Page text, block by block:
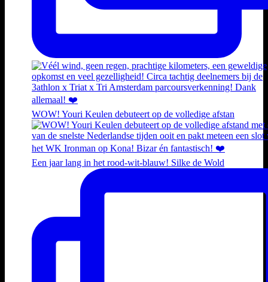
WOW! Youri Keulen debuteert op de volledige afstan
Een jaar lang in het rood-wit-blauw! Silke de Wold